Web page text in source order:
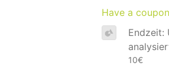
Have a
Endzeit:
10€